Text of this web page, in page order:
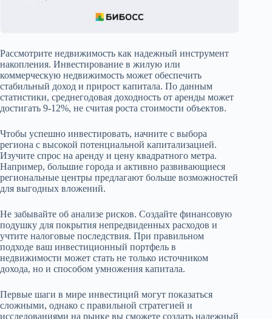
Рассмотрите недвижимость как надежный инструмент
накопления. Инвестирование в жилую или
коммерческую недвижимость может обеспечить
стабильный доход и прирост капитала. По данным
статистики, среднегодовая доходность от аренды может
достигать 9-12%, не считая роста стоимости объектов.
Чтобы успешно инвестировать, начните с выбора
региона с высокой потенциальной капитализацией.
Изучите спрос на аренду и цену квадратного метра.
Например, большие города и активно развивающиеся
региональные центры предлагают больше возможностей
для выгодных вложений.
Не забывайте об анализе рисков. Создайте финансовую
подушку для покрытия непредвиденных расходов и
учтите налоговые последствия. При правильном
подходе ваш инвестиционный портфель в
недвижимости может стать не только источником
дохода, но и способом умножения капитала.
Первые шаги в мире инвестиций могут показаться
сложными, однако с правильной стратегией и
исследованиями на рынке вы сможете создать надежный